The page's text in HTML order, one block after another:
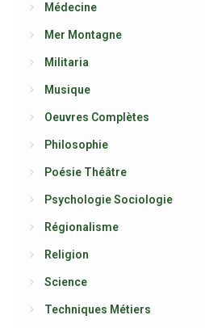
Médecine
Mer Montagne
Militaria
Musique
Oeuvres Complètes
Philosophie
Poésie Théâtre
Psychologie Sociologie
Régionalisme
Religion
Science
Techniques Métiers